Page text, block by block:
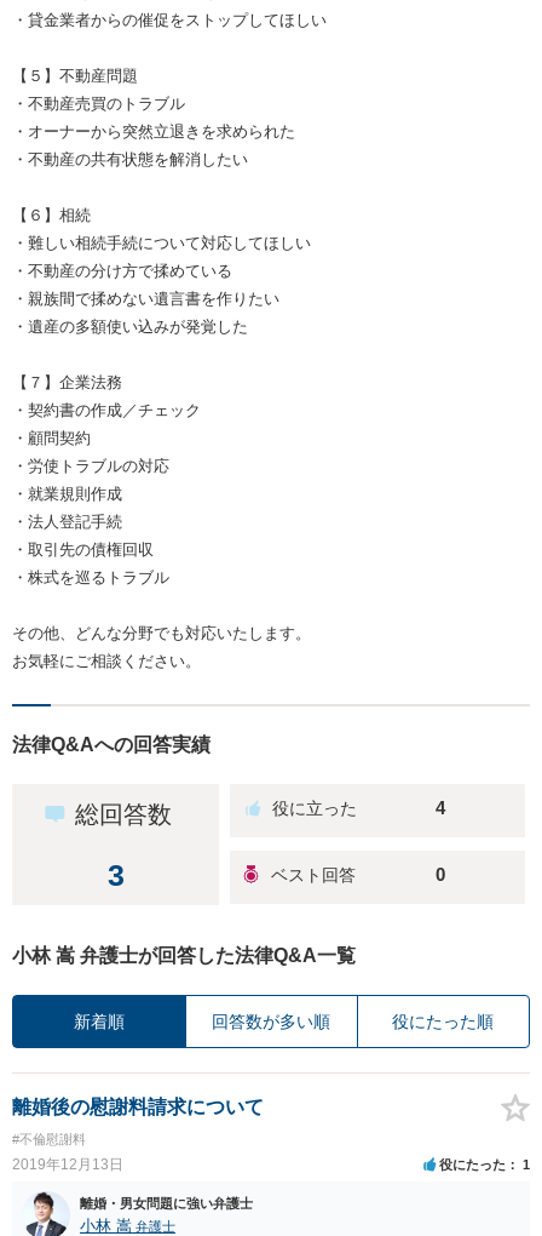
・貸金業者からの催促をストップしてほしい
【５】不動産問題
・不動産売買のトラブル
・オーナーから突然立退きを求められた
・不動産の共有状態を解消したい
【６】相続
・難しい相続手続について対応してほしい
・不動産の分け方で揉めている
・親族間で揉めない遺言書を作りたい
・遺産の多額使い込みが発覚した
【７】企業法務
・契約書の作成／チェック
・顧問契約
・労使トラブルの対応
・就業規則作成
・法人登記手続
・取引先の債権回収
・株式を巡るトラブル
その他、どんな分野でも対応いたします。
お気軽にご相談ください。
法律Q&Aへの回答実績
総回答数
3
4
0
小林 嵩 弁護士が回答した法律Q&A一覧
新着順 回答数が多い順 役にたった順
離婚後の慰謝料請求について
#不倫慰謝料
2019年12月13日 役にたった 1
離婚・男女問題に強い弁護士
小林 嵩 弁護士